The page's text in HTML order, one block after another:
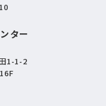
ター
1-1-2